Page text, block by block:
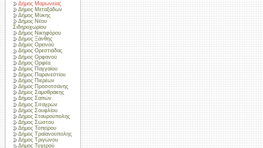
Δήμος Μαρωνείας
Δήμος Μεταξάδων
Δήμος Μύκης
Δήμος Νέου
Σιδηροχωρίου
Δήμος Νικηφόρου
Δήμος Ξάνθης
Δήμος Ορεινού
Δήμος Ορεστιάδας
Δήμος Ορφανού
Δήμος Ορφέα
Δήμος Παγγαίου
Δήμος Παρανεστίου
Δήμος Πιερέων
Δήμος Προσοτσάνης
Δήμος Σαμοθράκης
Δήμος Σαπών
Δήμος Σιταγρών
Δήμος Σουφλίου
Δήμος Σταυρούπολης
Δήμος Σώστου
Δήμος Τοπείρου
Δήμος Τραϊανούπολης
Δήμος Τριγώνου
Δήμος Τυχερού